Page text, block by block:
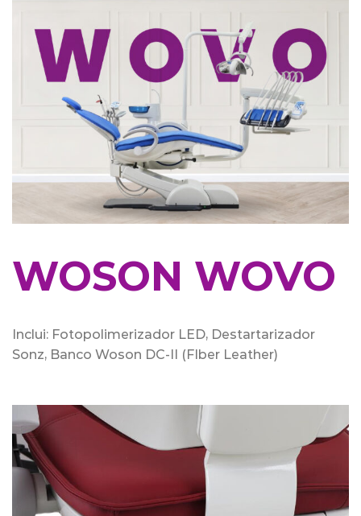
WOSON WOVO
Inclui: Fotopolimerizador LED, Destartarizador
Sonz, Banco Woson DC-II (FIber Leather)